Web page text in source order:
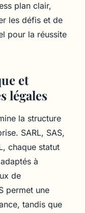
plan clair,
les défis et de
pour la réussite
et
légales
la structure
SARL, SAS,
chaque statut
à
de
permet une
tandis que